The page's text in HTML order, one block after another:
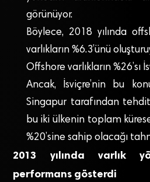
görünüyor.
Böylece, 2018 yılında
varlıkların %6.3’ünü
Offshore varlıkların %26’sı
Ancak, İsviçre’nin bu
Singapur tarafından
bu iki ülkenin toplam
%20’sine sahip olacağı
2013 yılında varlık
performans gösterdi